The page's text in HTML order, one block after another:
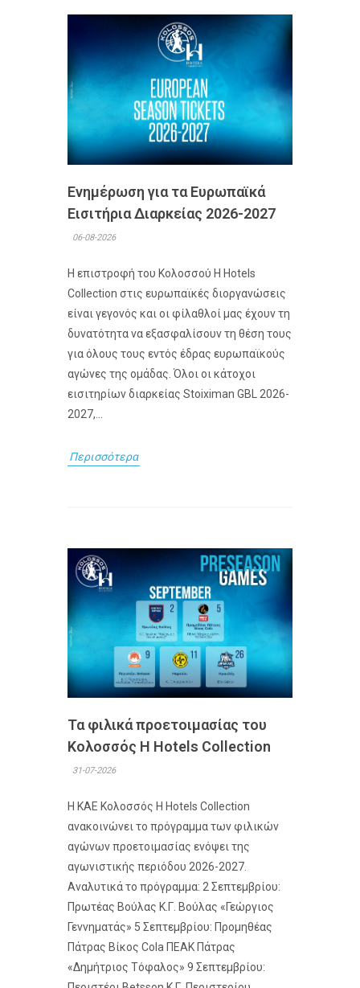
Ενημέρωση για τα Ευρωπαϊκά
Εισιτήρια Διαρκείας 2026-2027
06-08-2026
Η επιστροφή του Κολοσσού H Hotels
Collection στις ευρωπαϊκές διοργανώσεις
είναι γεγονός και οι φίλαθλοί μας έχουν τη
δυνατότητα να εξασφαλίσουν τη θέση τους
για όλους τους εντός έδρας ευρωπαϊκούς
αγώνες της ομάδας. Όλοι οι κάτοχοι
εισιτηρίων διαρκείας Stoiximan GBL 2026-
2027,...
Περισσότερα
Τα φιλικά προετοιμασίας του
Κολοσσός H Hotels Collection
31-07-2026
Η ΚΑΕ Κολοσσός H Hotels Collection
ανακοινώνει το πρόγραμμα των φιλικών
αγώνων προετοιμασίας ενόψει της
αγωνιστικής περιόδου 2026-2027.
Αναλυτικά το πρόγραμμα: 2 Σεπτεμβρίου:
Πρωτέας Βούλας Κ.Γ. Βούλας «Γεώργιος
Γεννηματάς» 5 Σεπτεμβρίου: Προμηθέας
Πάτρας Βίκος Cola ΠΕΑΚ Πάτρας
«Δημήτριος Τόφαλος» 9 Σεπτεμβρίου: